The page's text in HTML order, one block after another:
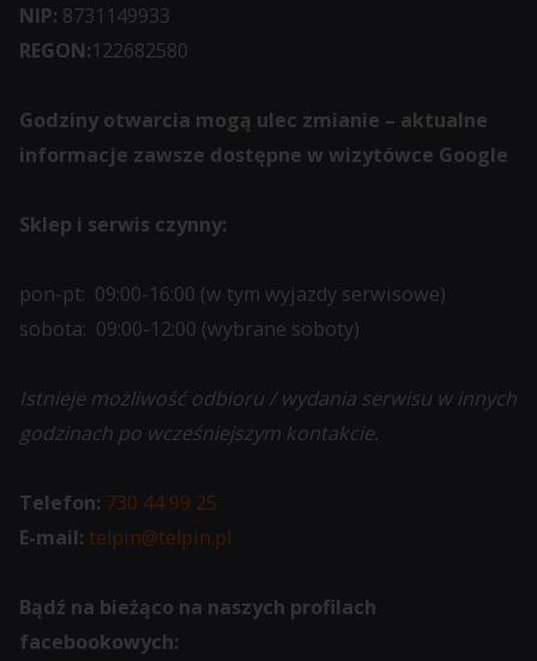
NIP: 8731149933
REGON:122682580
Godziny otwarcia mogą ulec zmianie – aktualne
informacje zawsze dostępne w wizytówce Google
Sklep i serwis czynny:
pon-pt: 09:00-16:00 (w tym wyjazdy serwisowe)
sobota: 09:00-12:00 (wybrane soboty)
Istnieje możliwość odbioru / wydania serwisu w innych
godzinach po wcześniejszym kontakcie.
Telefon: 730 44 99 25
E-mail: telpin@telpin.pl
Bądź na bieżąco na naszych profilach
facebookowych: